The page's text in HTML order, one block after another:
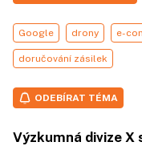
Google drony e-
doručování zásilek
ODEBÍRAT TÉMA
Výzkumná divize X